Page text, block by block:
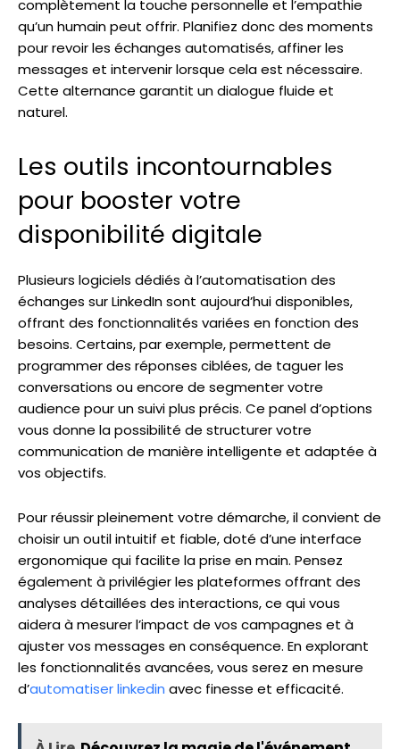
complètement la touche personnelle et l’empathie
qu’un humain peut offrir. Planifiez donc des moments
pour revoir les échanges automatisés, affiner les
messages et intervenir lorsque cela est nécessaire.
Cette alternance garantit un dialogue fluide et
naturel.
Les outils incontournables
pour booster votre
disponibilité digitale
Plusieurs logiciels dédiés à l’automatisation des
échanges sur LinkedIn sont aujourd’hui disponibles,
offrant des fonctionnalités variées en fonction des
besoins. Certains, par exemple, permettent de
programmer des réponses ciblées, de taguer les
conversations ou encore de segmenter votre
audience pour un suivi plus précis. Ce panel d’options
vous donne la possibilité de structurer votre
communication de manière intelligente et adaptée à
vos objectifs.
Pour réussir pleinement votre démarche, il convient de
choisir un outil intuitif et fiable, doté d’une interface
ergonomique qui facilite la prise en main. Pensez
également à privilégier les plateformes offrant des
analyses détaillées des interactions, ce qui vous
aidera à mesurer l’impact de vos campagnes et à
ajuster vos messages en conséquence. En explorant
les fonctionnalités avancées, vous serez en mesure
d’automatiser linkedin avec finesse et efficacité.